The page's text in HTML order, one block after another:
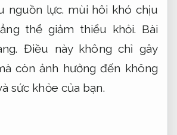
nguồn lực. mùi hôi khó chịu
thể giảm thiểu khỏi. Bài
Điều này không chỉ gây
còn ảnh hưởng đến không
sức khỏe của bạn.